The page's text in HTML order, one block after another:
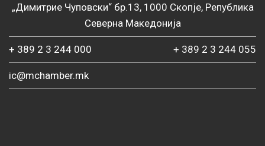
„Димитрие Чуповски“ бр.13, 1000 Скопје, Република
Северна Македонија
+ 389 2 3 244 000 + 389 2 3 244 055
ic@mchamber.mk